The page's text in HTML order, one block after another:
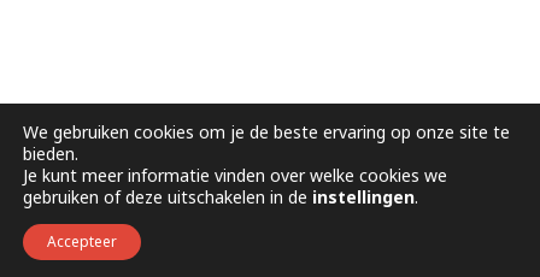
We gebruiken cookies om je de beste ervaring op onze site te
bieden.
Je kunt meer informatie vinden over welke cookies we
gebruiken of deze uitschakelen in de instellingen.
Accepteer